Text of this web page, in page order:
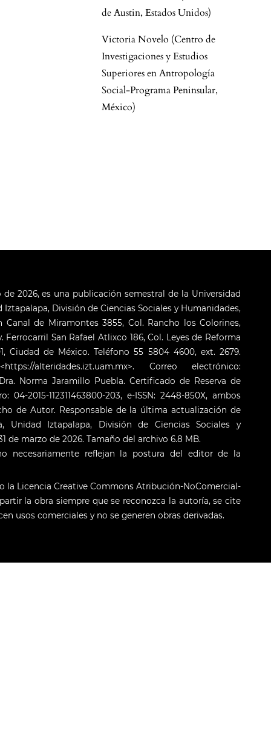
de Austin, Estados Unidos)
Victoria Novelo (Centro de
Investigaciones y Estudios
Superiores en Antropología
Social-Programa Peninsular,
México)
de 2026, es una publicación semestral de la Universidad
División de Ciencias Sociales y Humanidades,
de Miramontes 3855, Col. Rancho los Colorines,
Ferrocarril San Rafael Atlixco 186, Col. Leyes de Reforma
Ciudad de México. Teléfono 55 5804 4600, ext. 2679.
alteridades.izt.uam.mx>. Correo electrónico:
Norma Jaramillo Puebla. Certificado de Reserva de
2015-112311463800-203, e-ISSN: 2448-850X, ambos
de Autor. Responsable de la última actualización de
Unidad Iztapalapa, División de Ciencias Sociales y
de marzo de 2026. Tamaño del archivo 6.8 MB.
necesariamente reflejan la postura del editor de la
la Licencia Creative Commons Atribución-NoComercial-
la obra siempre que se reconozca la autoría, se cite
usos comerciales y no se generen obras derivadas.